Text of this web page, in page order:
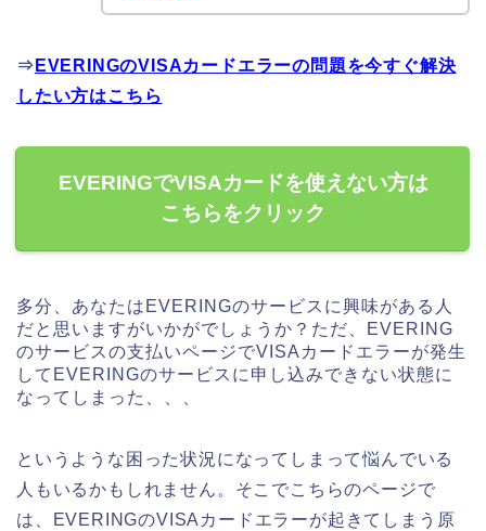
⇒ EVERINGのVISAカードエラーの問題を今すぐ解決
したい方はこちら
EVERINGでVISAカードを使えない方は
こちらをクリック
多分、あなたはEVERINGのサービスに興味がある人
だと思いますがいかがでしょうか？ただ、EVERING
のサービスの支払いページでVISAカードエラーが発生
してEVERINGのサービスに申し込みできない状態に
なってしまった、、、
というような困った状況になってしまって悩んでいる
人もいるかもしれません。そこでこちらのページで
は、EVERINGのVISAカードエラーが起きてしまう原